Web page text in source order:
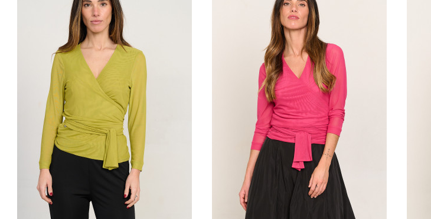
TOP LAURA OLIVA
70,72 € 88,40 €
View
TOP LAURA FUCSIA
70,72 € 88,40 €
View